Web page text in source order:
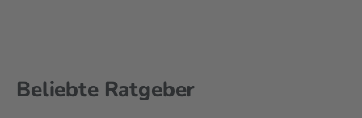
Beliebte Ratgeber